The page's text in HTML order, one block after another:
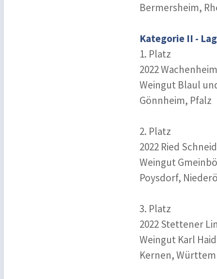
Bermersheim,
Kategorie II -
1. Platz
2022
Weingut Blaul
Gönnheim, Pfalz
2. Platz
2022 Ried
Weingut
Poysdorf,
3. Platz
2022 Stettener
Weingut Karl
Kernen,